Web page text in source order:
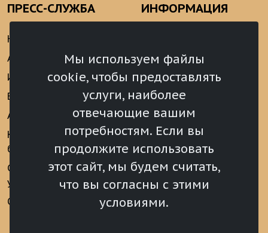
Мы используем файлы
cookie, чтобы предоставлять
услуги, наиболее
отвечающие вашим
потребностям. Если вы
продолжите использовать
этот сайт, мы будем считать,
что вы согласны с этими
условиями.
ПРЕСС-СЛУЖБА
Новости
Анонсы
Интервью
Видеоматериалы
Аккредитация
Конкурс «Хрустальный
барс»
Сведения о СМИ
учрежденных ВС РХ
Опросы и голосования
ИНФОРМАЦИЯ
аналитические
материалы
Реализация Послания
Президента РФ
Федеральному
Собранию РФ
Местное
самоуправление
Финансы
Награды